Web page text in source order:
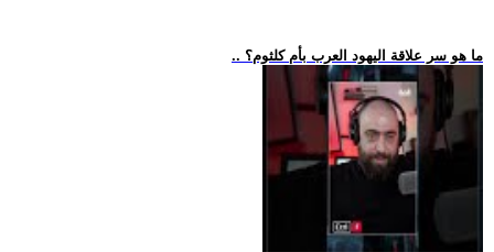
.. ما هو سر علاقة اليهود العرب بأم كلثوم؟